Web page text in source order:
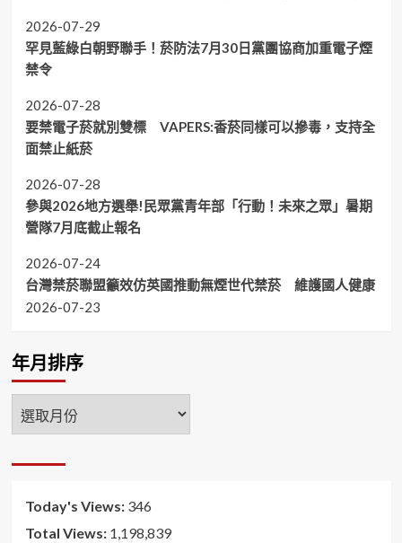
2026-07-29
罕見藍綠白朝野聯手！菸防法7月30日黨團協商加重電子煙
禁令
2026-07-28
要禁電子菸就別雙標 VAPERS:香菸同樣可以摻毒，支持全
面禁止紙菸
2026-07-28
參與2026地方選舉!民眾黨青年部「行動！未來之眾」暑期
營隊7月底截止報名
2026-07-24
台灣禁菸聯盟籲效仿英國推動無煙世代禁菸 維護國人健康
2026-07-23
年月排序
年
月
Today's Views: 346
Total Views: 1,198,839